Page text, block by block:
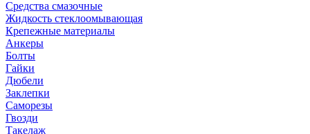
Средства смазочные
Жидкость стеклоомывающая
Крепежные материалы
Анкеры
Болты
Гайки
Дюбели
Заклепки
Саморезы
Гвозди
Такелаж